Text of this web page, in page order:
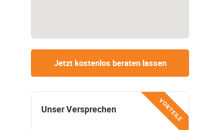
Jetzt kostenlos beraten lassen
VORTEILE
Unser Versprechen